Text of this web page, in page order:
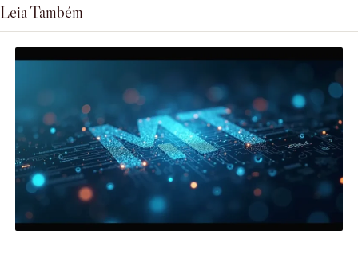
Leia Também